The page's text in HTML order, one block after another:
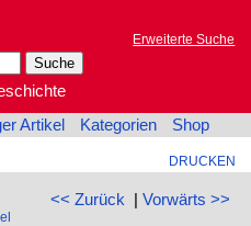
Erweiterte Suche
Artikel Kategorien Shop
DRUCKEN
<< Zurück | Vorwärts >>